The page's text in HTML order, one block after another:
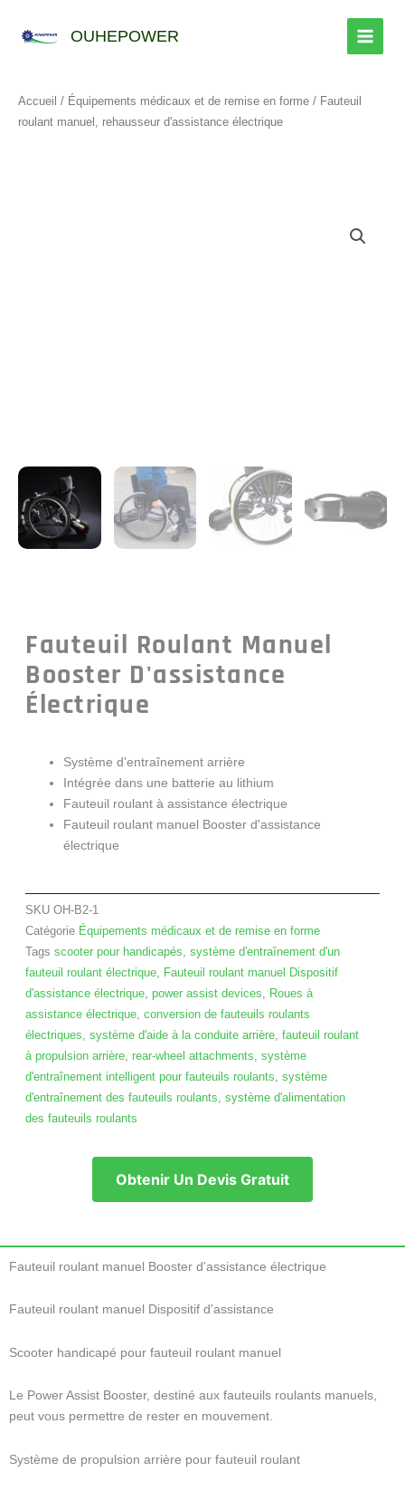
OUHEPOWER
Accueil / Équipements médicaux et de remise en forme / Fauteuil
roulant manuel, rehausseur d'assistance électrique
Fauteuil Roulant Manuel
Booster D'assistance
Électrique
Système d'entraînement arrière
Intégrée dans une batterie au lithium
Fauteuil roulant à assistance électrique
Fauteuil roulant manuel Booster d'assistance
électrique
SKU OH-B2-1
Catégorie Équipements médicaux et de remise en forme
Tags scooter pour handicapés
système d'entraînement d'un
fauteuil roulant électrique
Fauteuil roulant manuel Dispositif
d'assistance électrique power assist devices
Roues à
assistance électrique conversion de fauteuils roulants
électriques
système d'aide à la conduite arrière fauteuil roulant
à propulsion arrière rear-wheel attachments
système
d'entraînement intelligent pour fauteuils roulants
système
d'entraînement des fauteuils roulants
système d'alimentation
des fauteuils roulants
Obtenir Un Devis Gratuit
Fauteuil roulant manuel Booster d'assistance électrique
Fauteuil roulant manuel Dispositif d'assistance
Scooter handicapé pour fauteuil roulant manuel
Le Power Assist Booster, destiné aux fauteuils roulants manuels,
peut vous permettre de rester en mouvement.
Système de propulsion arrière pour fauteuil roulant